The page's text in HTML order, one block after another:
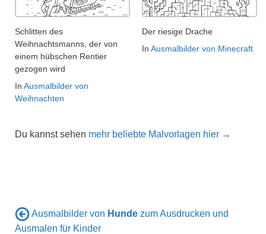
Schlitten des
Weihnachtsmanns, der von
einem hübschen Rentier
gezogen wird
In Ausmalbilder von
Weihnachten
Der riesige Drache
In Ausmalbilder von Minecraft
Du kannst sehen mehr beliebte Malvorlagen hier →
Ausmalbilder von Hunde zum Ausdrucken und
Ausmalen für Kinder